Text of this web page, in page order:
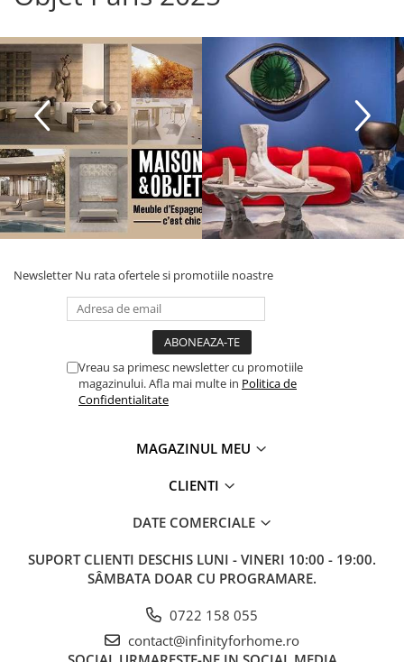
Newsletter Nu rata ofertele si promotiile noastre
Vreau sa primesc newsletter cu promotiile
magazinului. Afla mai multe in Politica de
Confidentialitate
MAGAZINUL MEU
CLIENTI
DATE COMERCIALE
SUPORT CLIENTI DESCHIS LUNI - VINERI 10:00 - 19:00.
SÂMBATA DOAR CU PROGRAMARE.
0722 158 055
contact@infinityforhome.ro